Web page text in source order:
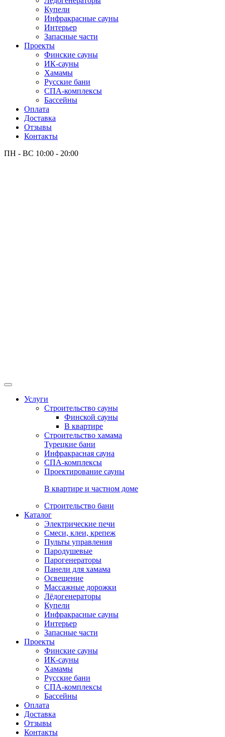
Купели
Инфракрасные сауны
Интерьер
Запасные части
Проекты
Финские сауны
ИК-сауны
Хамамы
Русские бани
СПА-комплексы
Бассейны
Оплата
Доставка
Отзывы
Контакты
ПН - ВС 10:00 - 20:00
Услуги
Строительство сауны
Финской сауны
В квартире
Строительство хамама
Турецкие бани
Инфракрасная сауна
СПА-комплексы
Проектирование сауны
В квартире и частном доме
Строительство бани
Каталог
Электрические печи
Смеси, клеи, крепеж
Пульты управления
Пародушевые
Парогенераторы
Панели для хамама
Освещение
Массажные дорожки
Лёдогенераторы
Купели
Инфракрасные сауны
Интерьер
Запасные части
Проекты
Финские сауны
ИК-сауны
Хамамы
Русские бани
СПА-комплексы
Бассейны
Оплата
Доставка
Отзывы
Контакты